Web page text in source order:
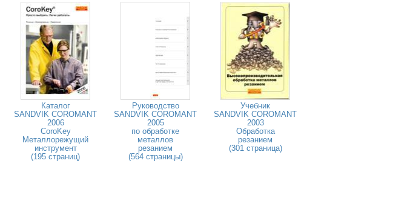
Каталог
SANDVIK COROMANT
2006
CoroKey
Металлорежущий
инструмент
(195 страниц)
Руководство
SANDVIK COROMANT
2005
по обработке
металлов
резанием
(564 страницы)
Учебник
SANDVIK COROMANT
2003
Обработка
резанием
(301 страница)